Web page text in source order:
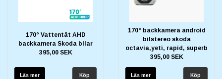
170° Vattentät AHD
backkamera Skoda bilar
395,00 SEK
Läs mer
170° backkamera android
bilstereo skoda
octavia,yeti, rapid, superb
395,00 SEK
Läs mer